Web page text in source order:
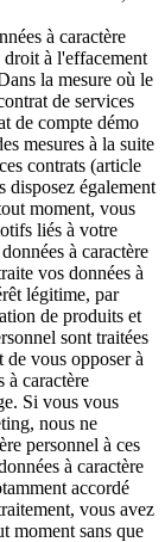
à caractère
à l'effacement
la mesure où le
de services
de compte démo
mesures à la suite
contrats (article
également
moment, vous
liés à votre
à caractère
vos données à
légitime, par
de produits et
sont traitées
vous opposer à
à caractère
Si vous vous
nous ne
personnel à ces
à caractère
accordé
vous avez
moment sans que